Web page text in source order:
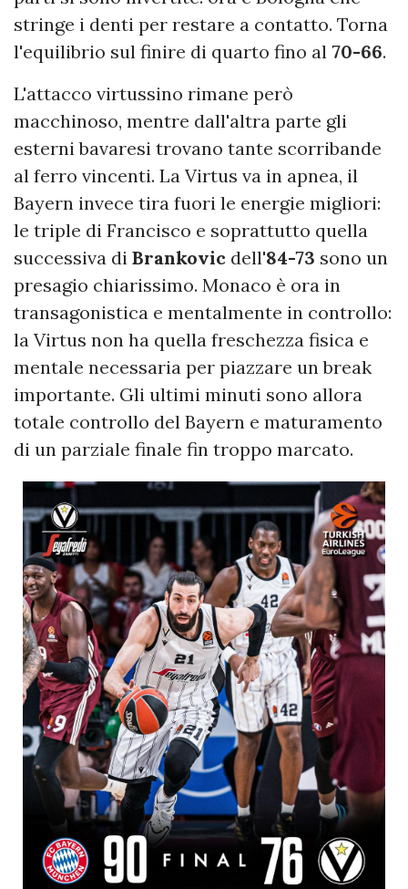
stringe i denti per restare a contatto. Torna
l'equilibrio sul finire di quarto fino al 70-66.
L'attacco virtussino rimane però
macchinoso, mentre dall'altra parte gli
esterni bavaresi trovano tante scorribande
al ferro vincenti. La Virtus va in apnea, il
Bayern invece tira fuori le energie migliori:
le triple di Francisco e soprattutto quella
successiva di Brankovic dell'84-73 sono un
presagio chiarissimo. Monaco è ora in
transagonistica e mentalmente in controllo:
la Virtus non ha quella freschezza fisica e
mentale necessaria per piazzare un break
importante. Gli ultimi minuti sono allora
totale controllo del Bayern e maturamento
di un parziale finale fin troppo marcato.